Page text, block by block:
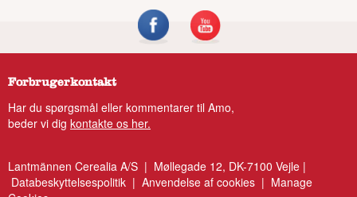
Forbrugerkontakt
Har du spørgsmål eller kommentarer til Amo,
beder vi dig kontakte os her.
Lantmännen Cerealia A/S | Møllegade 12, DK-7100 Vejle |
Databeskyttelsespolitik | Anvendelse af cookies | Manage